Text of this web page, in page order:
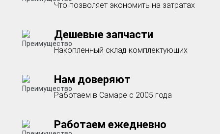
Что позволяет экономить на затратах
Дешевые запчасти
Накопленный склад комплектующих
Нам доверяют
Работаем в Самаре с 2005 года
Работаем ежедневно